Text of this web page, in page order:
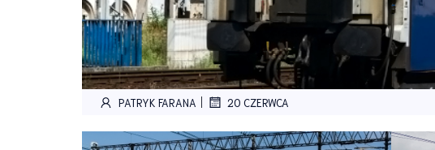
PATRYK FARANA | 20 CZERWCA